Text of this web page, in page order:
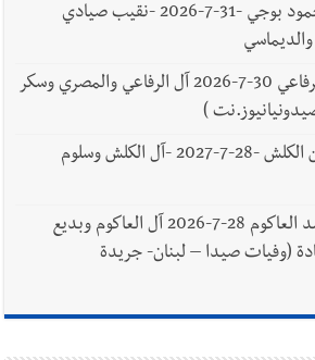
وفاة الحاج مصطفى محمود بوجي -31-7-2026 -نقيب صيادي
وفاة الحاج نور الدين الرفاعي 30-7-2026 آل الرفاعي والمصري وسكر
)
وفاة الحاج حسن حسين الكلش -28-7-2027 -آل الكلش وسلوم
وفاة الحاجة غزالة محمد العاكوم 28-7-2026 آل العاكوم وبديع
(وفيات صيدا – لبنان- جريدة